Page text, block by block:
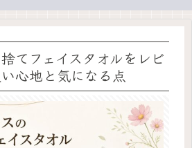
てフェイスタオルをレビ
心地と気になる点